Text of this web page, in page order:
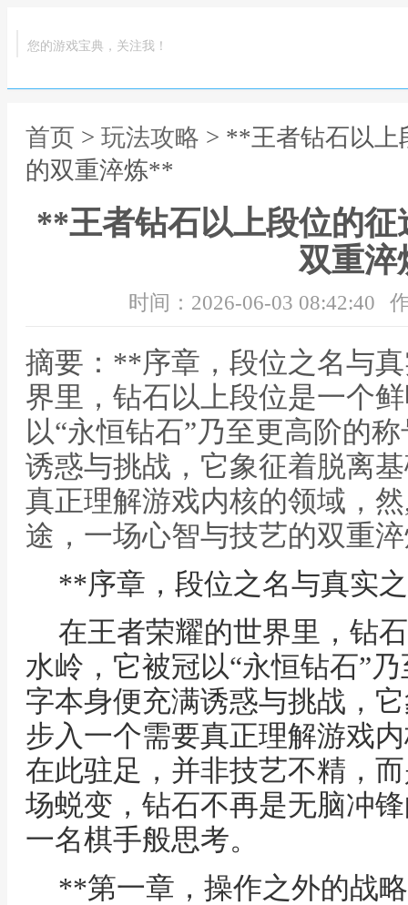
您的游戏宝典，关注我！
首页 > 玩法攻略 > **王者钻石以上
的双重淬炼**
**王者钻石以上段位的
双重
时间：2026-06-03 08:42:40
摘要：**序章，段位之名与
界里，钻石以上段位是一个
以“永恒钻石”乃至更高阶的
诱惑与挑战，它象征着脱离
真正理解游戏内核的领域，
途，一场心智与技艺的双重
**序章，段位之名与真实
在王者荣耀的世界里，钻
水岭，它被冠以“永恒钻石”
字本身便充满诱惑与挑战，
步入一个需要真正理解游戏
在此驻足，并非技艺不精，
场蜕变，钻石不再是无脑冲
一名棋手般思考。
**第一章，操作之外的战